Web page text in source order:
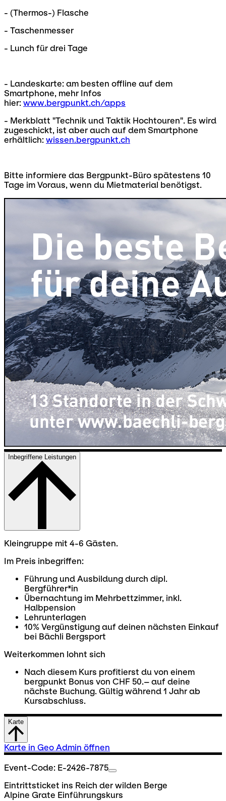
- (Thermos-) Flasche
- Taschenmesser
- Lunch für drei Tage
- Landeskarte: am besten offline auf dem
Smartphone, mehr Infos
hier: www.bergpunkt.ch/apps
- Merkblatt "Technik und Taktik Hochtouren". Es wird
zugeschickt, ist aber auch auf dem Smartphone
erhältlich: wissen.bergpunkt.ch
Bitte informiere das Bergpunkt-Büro spätestens 10
Tage im Voraus, wenn du Mietmaterial benötigst.
Inbegriffene Leistungen
Kleingruppe mit 4-6 Gästen.
Im Preis inbegriffen:
Führung und Ausbildung durch dipl.
Bergführer*in
Übernachtung im Mehrbettzimmer, inkl.
Halbpension
Lehrunterlagen
10% Vergünstigung auf deinen nächsten Einkauf
bei Bächli Bergsport
Weiterkommen lohnt sich
Nach diesem Kurs profitierst du von einem
bergpunkt Bonus von CHF 50.– auf deine
nächste Buchung. Gültig während 1 Jahr ab
Kursabschluss.
Karte
Karte in Geo Admin öffnen
Event-Code: E-2426-7875
Eintrittsticket ins Reich der wilden Berge
Alpine Grate Einführungskurs